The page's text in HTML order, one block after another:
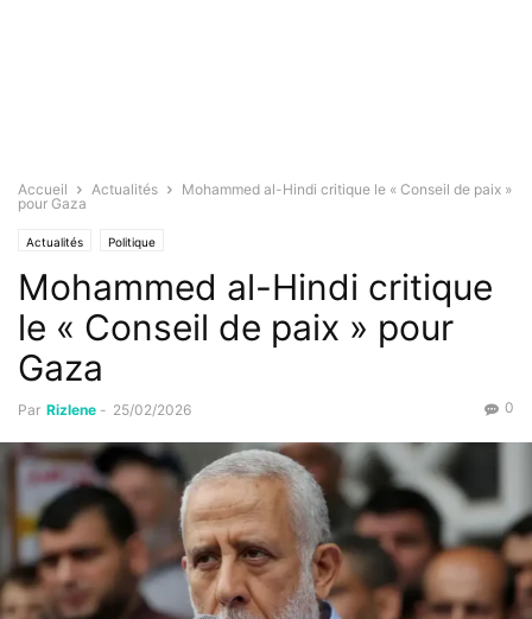
Accueil Actualités
Mohammed al-Hindi critique le « Conseil de paix »
pour Gaza
Actualités Politique
Mohammed al-Hindi critique
le « Conseil de paix » pour
Gaza
Par Rizlene - 25/02/2026 0